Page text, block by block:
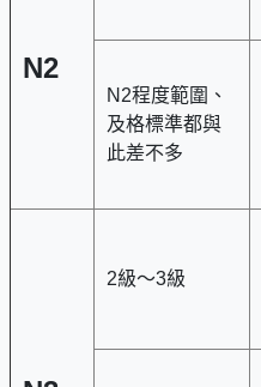
N2
N2程度範圍、
及格標準都與
此差不多
2級～3級